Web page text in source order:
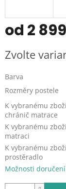
od 2
cena:
Zvolte
Barva
Rozměry postele
K vybranému
chránič matrace
K vybranému
matraci
K vybranému
prostěradlo
Možnosti doručení